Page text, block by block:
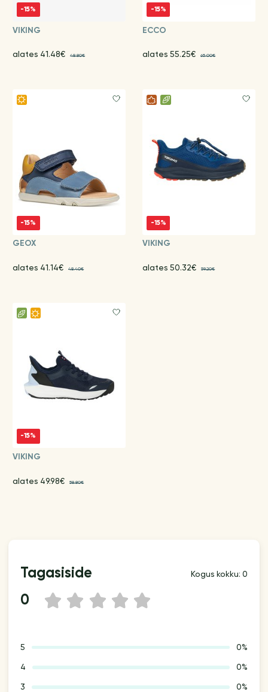
-15%
VIKING
alates 41.48€ 48.80€
-15%
ECCO
alates 55.25€ 65.00€
-15%
GEOX
alates 41.14€ 48.40€
-15%
VIKING
alates 50.32€ 59.20€
-15%
VIKING
alates 49.98€ 58.80€
Tagasiside Kogus kokku: 0
0 5
4
3
2
1
5 0%
4 0%
3 0%